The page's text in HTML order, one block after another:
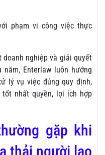
phạm vi công việc thực
nghiệp và giải quyết
Enterlaw luôn hướng
lý vụ việc đúng quy định,
nhất quyền, lợi ích hợp
gặp khi
thải người lao